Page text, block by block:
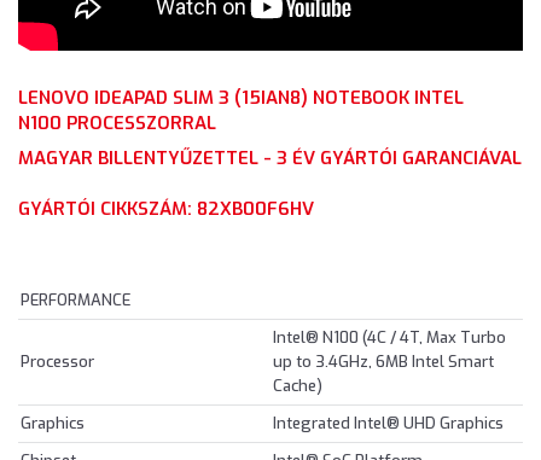
LENOVO IDEAPAD SLIM 3 (15IAN8) NOTEBOOK INTEL
N100 PROCESSZORRAL
MAGYAR BILLENTYŰZETTEL - 3 ÉV GYÁRTÓI GARANCIÁVAL
GYÁRTÓI CIKKSZÁM: 82XB00F6HV
PERFORMANCE
Processor
Intel® N100 (4C / 4T, Max Turbo
up to 3.4GHz, 6MB Intel Smart
Cache)
Graphics
Integrated Intel® UHD Graphics